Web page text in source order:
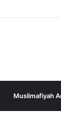
Muslimafiyah